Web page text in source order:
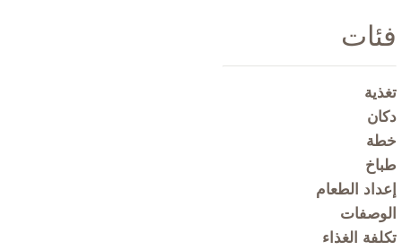
فئات
تغذية
دكان
خطة
طباخ
إعداد الطعام
الوصفات
تكلفة الغذاء